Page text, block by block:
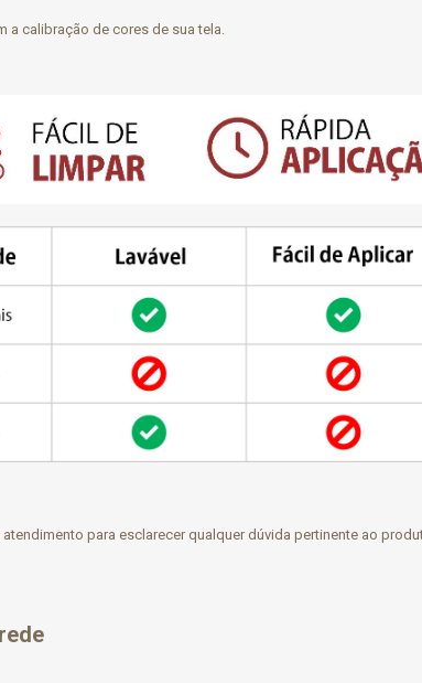
a calibração de cores de sua tela.
para esclarecer qualquer dúvida pertinente ao